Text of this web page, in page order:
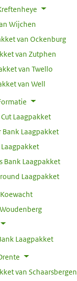
Wijchen
van Ockenburg
van Zutphen
van Twello
van Well
Laagpakket
Bank Laagpakket
Bank Laagpakket
Laagpakket
Laagpakket
van Schaarsbergen